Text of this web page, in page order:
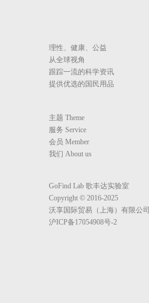
理性、健康、公益
从全球视角
跟踪一流的科学资讯
提供优选的国民用品
主题 Theme
服务 Service
会员 Member
我们 About us
GoFind Lab 歌丰达实验室
Copyright © 2016-2025
沃享国际贸易（上海）有限公司
沪ICP备17054908号-2